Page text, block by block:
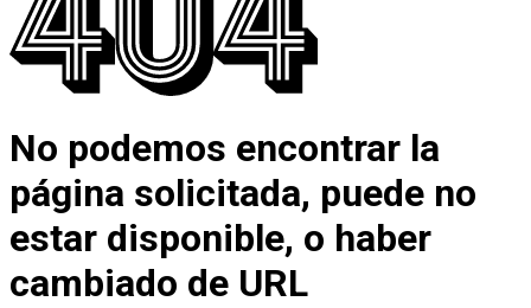
No podemos encontrar la
página solicitada, puede no
estar disponible, o haber
cambiado de URL